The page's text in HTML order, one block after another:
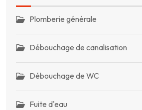
Plomberie générale
Débouchage de canalisation
Débouchage de WC
Fuite d'eau